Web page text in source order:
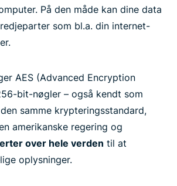
På den måde kan dine data
som bl.a. din internet-
AES (Advanced Encryption
bit-nøgler – også kendt som
samme krypteringsstandard,
amerikanske regering og
over hele verden til at
oplysninger.